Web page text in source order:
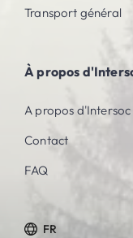
Transport général
À propos
A propos d'Intersoc
Contact
FAQ
FR